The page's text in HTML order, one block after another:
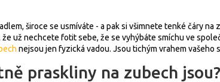
široce se usmíváte - a pak si všimnete tenké čáry na
že už nechcete fotit sebe, že se vyhýbáte smíchu ve
nejsou jen fyzická vadou. Jsou tichým vrahem vašeho
praskliny na zubech jsou?